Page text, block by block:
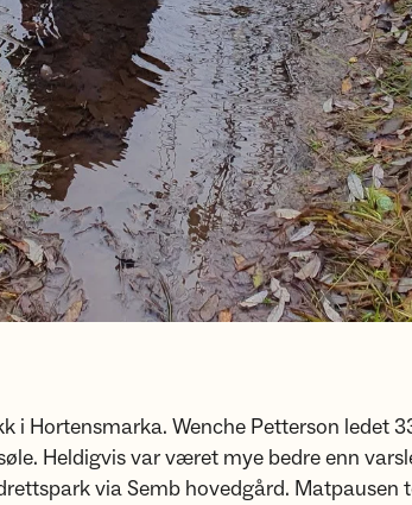
i Hortensmarka. Wenche Petterson ledet
Heldigvis var været mye bedre enn
via Semb hovedgård. Matpausen